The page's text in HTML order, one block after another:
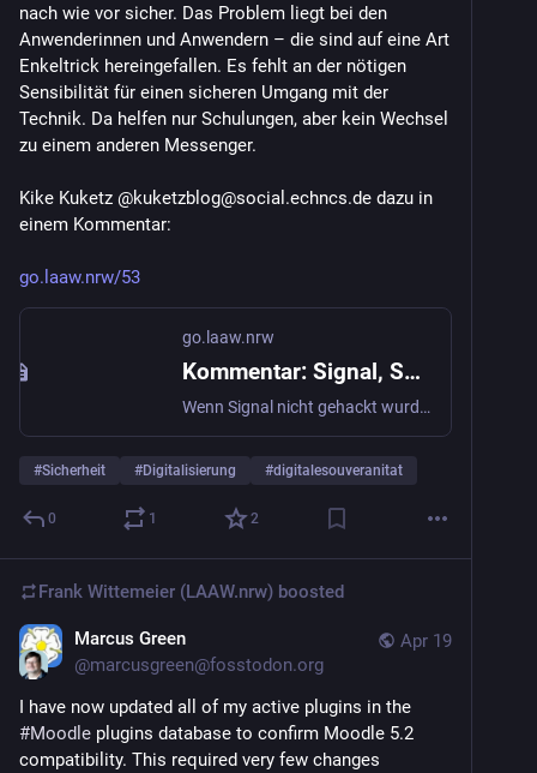
nach wie vor sicher. Das Problem liegt bei den
Anwenderinnen und Anwendern – die sind auf eine Art
Enkeltrick hereingefallen. Es fehlt an der nötigen
Sensibilität für einen sicheren Umgang mit der
Technik. Da helfen nur Schulungen, aber kein Wechsel
zu einem anderen Messenger.
Kike Kuketz @kuketzblog@social.echncs.de dazu in
einem Kommentar:
go.laaw.nrw/53
go.laaw.nrw
Kommentar: Signal, Social Engineering und die Grenzen sicherer Technik
Wenn Signal nicht gehackt wurde: Warum konnten Angreifer trotzdem mitlesen – und was läuft in der Sicherheitsdebatte jetzt schief?
#Sicherheit #Digitalisierung #digitalesouveranitat
0 1 2
Frank Wittemeier (LAAW.nrw) boosted
Apr 19
Marcus Green
@marcusgreen@fosstodon.org
#Moodle plugins database to confirm Moodle 5.2
compatibility. This required very few changes